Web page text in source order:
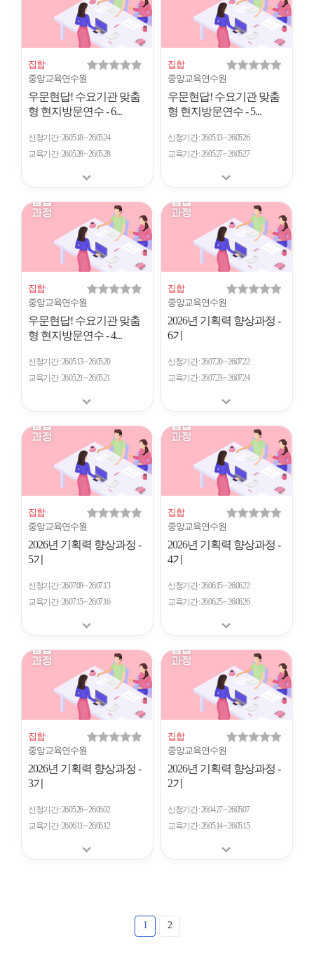
집합
중앙교육연수원
우문현답! 수요기관 맞춤
형 현지방문연수 - 6...
신청기간 26.05.18 ~ 26.05.24
교육기간 26.05.28 ~ 26.05.28
집합
중앙교육연수원
우문현답! 수요기관 맞춤
형 현지방문연수 - 5...
신청기간 26.05.13 ~ 26.05.26
교육기간 26.05.27 ~ 26.05.27
집합
중앙교육연수원
우문현답! 수요기관 맞춤
형 현지방문연수 - 4...
신청기간 26.05.13 ~ 26.05.20
교육기간 26.05.21 ~ 26.05.21
집합
중앙교육연수원
2026년 기획력 향상과정 -
6기
신청기간 26.07.20 ~ 26.07.22
교육기간 26.07.23 ~ 26.07.24
집합
중앙교육연수원
2026년 기획력 향상과정 -
5기
신청기간 26.07.09 ~ 26.07.13
교육기간 26.07.15 ~ 26.07.16
집합
중앙교육연수원
2026년 기획력 향상과정 -
4기
신청기간 26.06.15 ~ 26.06.22
교육기간 26.06.25 ~ 26.06.26
집합
중앙교육연수원
2026년 기획력 향상과정 -
3기
신청기간 26.05.26 ~ 26.06.02
교육기간 26.06.11 ~ 26.06.12
집합
중앙교육연수원
2026년 기획력 향상과정 -
2기
신청기간 26.04.27 ~ 26.05.07
교육기간 26.05.14 ~ 26.05.15
1 2